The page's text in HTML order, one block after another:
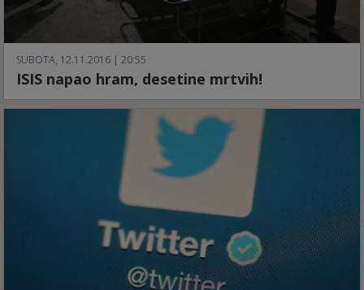
SUBOTA, 12.11.2016 | 20:55
ISIS napao hram, desetine mrtvih!